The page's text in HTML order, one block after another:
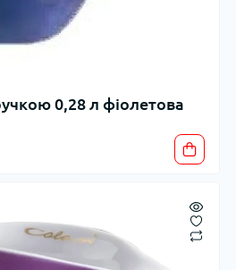
0,28 л фіолетова